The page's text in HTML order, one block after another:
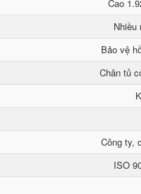
Cao
Nhiều
Bảo vệ
Chân tủ
Công ty,
ISO